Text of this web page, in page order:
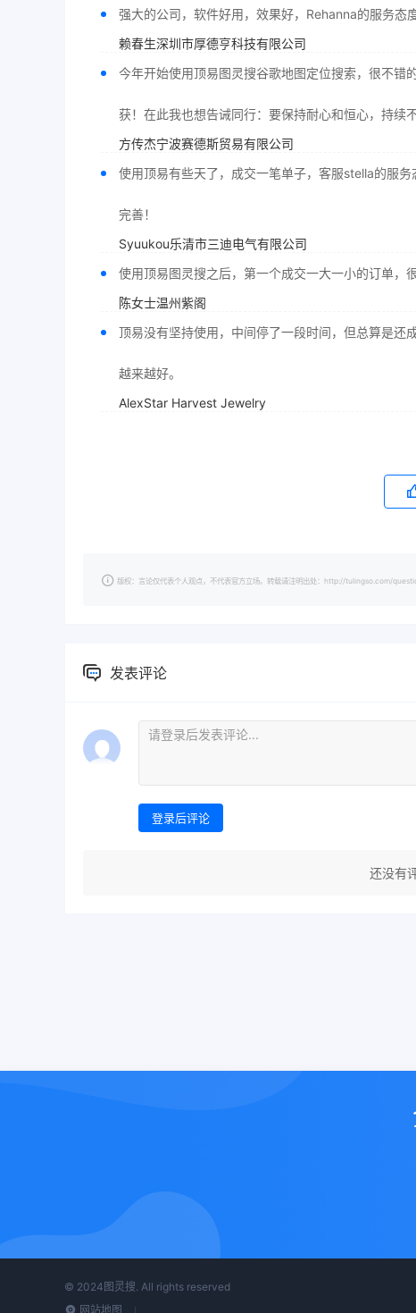
强大的公司，软件好用，效果好，Rehanna的服务态
赖春生深圳市厚德亨科技有限公司
今年开始使用顶易图灵搜谷歌地图定位搜索，很不
获！在此我也想告诫同行：要保持耐心和恒心，持续
方传杰宁波赛德斯贸易有限公司
使用顶易有些天了，成交一笔单子，客服stella的服
完善！
Syuukou乐清市三迪电气有限公司
使用顶易图灵搜之后，第一个成交一大一小的订单，
陈女士温州紫阁
顶易没有坚持使用，中间停了一段时间，但总算是还
越来越好。
AlexStar Harvest Jewelry
版权：言论仅代表个人观点，不代表官方立场。转载请注明出处：http://tulingso.com/
发表评论
登录后评论
还没有
© 2024图灵搜. All rights reserved
网站地图